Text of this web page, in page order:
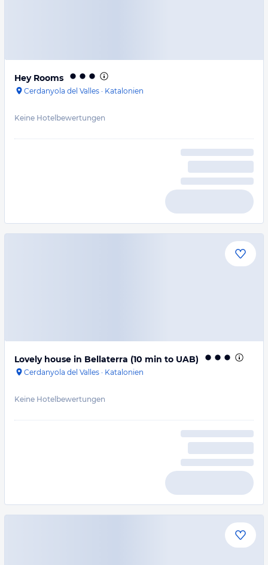
Hey Rooms
Cerdanyola del Valles · Katalonien
Keine Hotelbewertungen
Lovely house in Bellaterra (10 min to UAB)
Cerdanyola del Valles · Katalonien
Keine Hotelbewertungen